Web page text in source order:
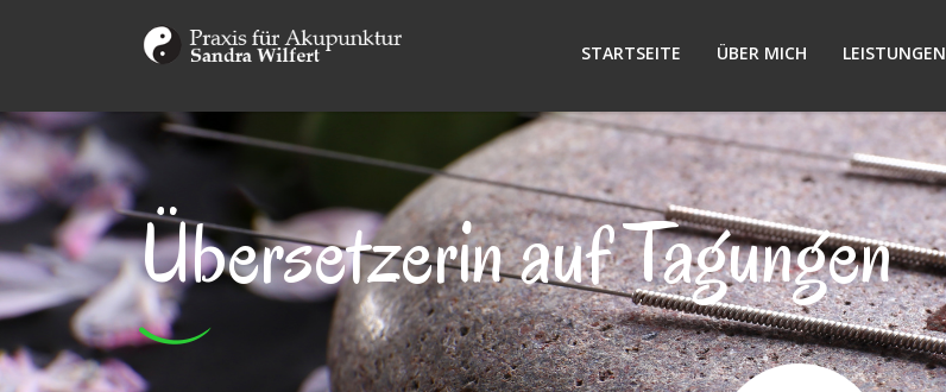
STARTSEITE ÜBER MICH LEISTUNGEN
Übersetzerin auf Tagungen